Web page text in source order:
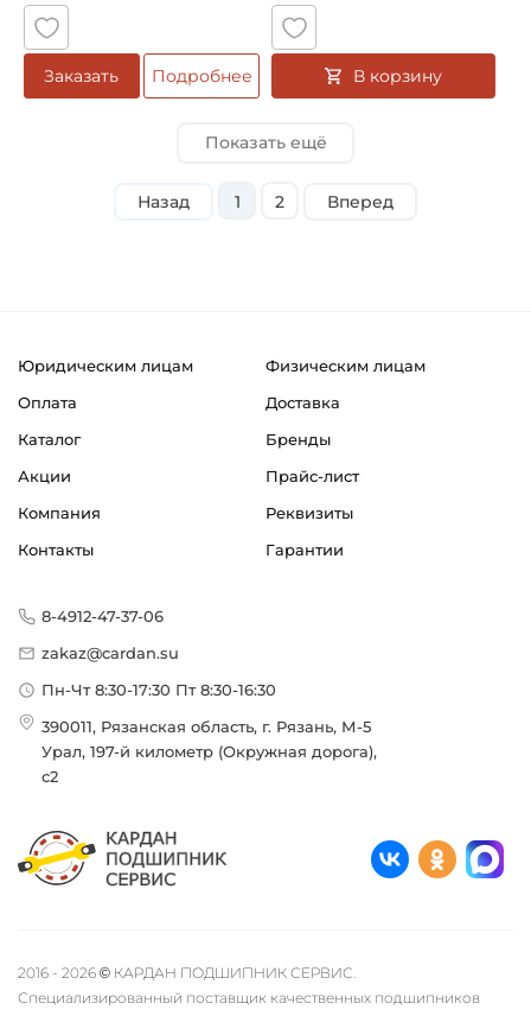
Заказать Подробнее В корзину
Показать ещё
Назад 1 2 Вперед
Юридическим лицам
Физическим лицам
Оплата
Доставка
Каталог
Бренды
Акции
Прайс-лист
Компания
Реквизиты
Контакты
Гарантии
8-4912-47-37-06
zakaz@cardan.su
Пн-Чт 8:30-17:30 Пт 8:30-16:30
390011, Рязанская область, г. Рязань, М-5
Урал, 197-й километр (Окружная дорога),
с2
2016 - 2026 © КАРДАН ПОДШИПНИК СЕРВИС.
Специализированный поставщик качественных подшипников